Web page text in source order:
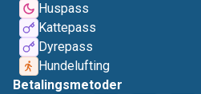
Huspass
Kattepass
Dyrepass
Hundelufting
Betalingsmetoder